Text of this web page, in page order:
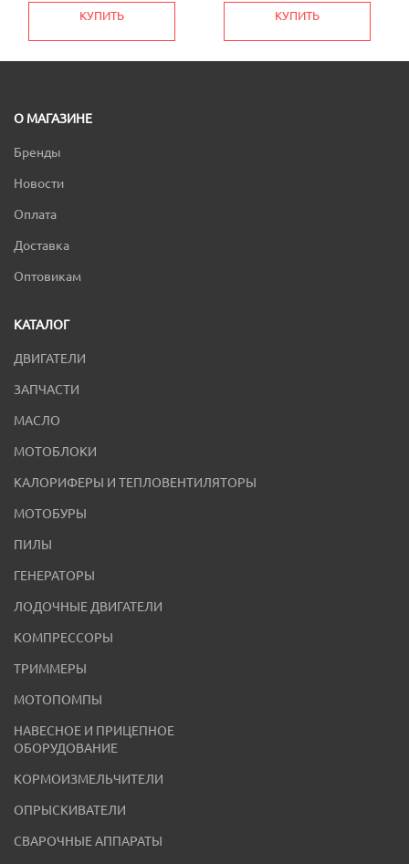
КУПИТЬ КУПИТЬ
О МАГАЗИНЕ
Бренды
Новости
Оплата
Доставка
Оптовикам
КАТАЛОГ
ДВИГАТЕЛИ
ЗАПЧАСТИ
МАСЛО
МОТОБЛОКИ
КАЛОРИФЕРЫ И ТЕПЛОВЕНТИЛЯТОРЫ
МОТОБУРЫ
ПИЛЫ
ГЕНЕРАТОРЫ
ЛОДОЧНЫЕ ДВИГАТЕЛИ
КОМПРЕССОРЫ
ТРИММЕРЫ
МОТОПОМПЫ
НАВЕСНОЕ И ПРИЦЕПНОЕ
ОБОРУДОВАНИЕ
КОРМОИЗМЕЛЬЧИТЕЛИ
ОПРЫСКИВАТЕЛИ
СВАРОЧНЫЕ АППАРАТЫ